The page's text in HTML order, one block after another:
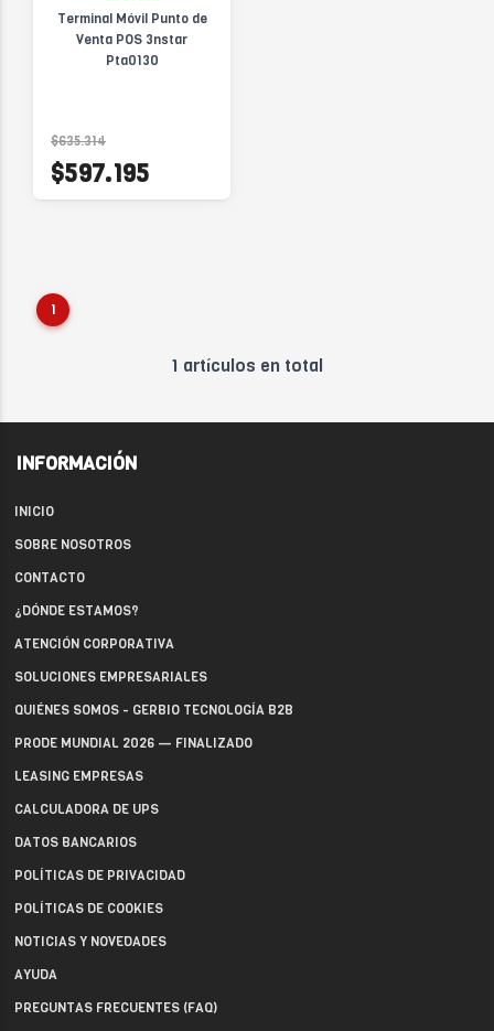
Terminal Móvil Punto de
Venta POS 3nstar
Pta0130
$635.314
$597.195
1
1 artículos en total
INFORMACIÓN
INICIO
SOBRE NOSOTROS
CONTACTO
¿DÓNDE ESTAMOS?
ATENCIÓN CORPORATIVA
SOLUCIONES EMPRESARIALES
QUIÉNES SOMOS - GERBIO TECNOLOGÍA B2B
PRODE MUNDIAL 2026 — FINALIZADO
LEASING EMPRESAS
CALCULADORA DE UPS
DATOS BANCARIOS
POLÍTICAS DE PRIVACIDAD
POLÍTICAS DE COOKIES
NOTICIAS Y NOVEDADES
AYUDA
PREGUNTAS FRECUENTES (FAQ)